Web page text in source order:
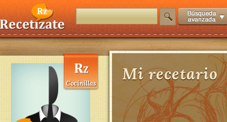
Mi recetario